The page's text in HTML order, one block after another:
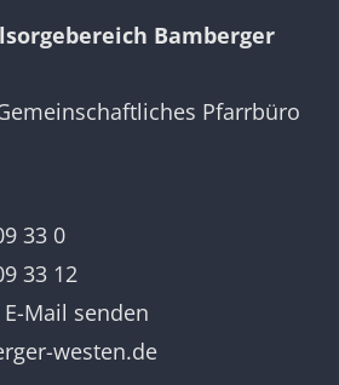
Bamberger
Pfarrbüro
33 0
33 12
Mail senden
westen.de